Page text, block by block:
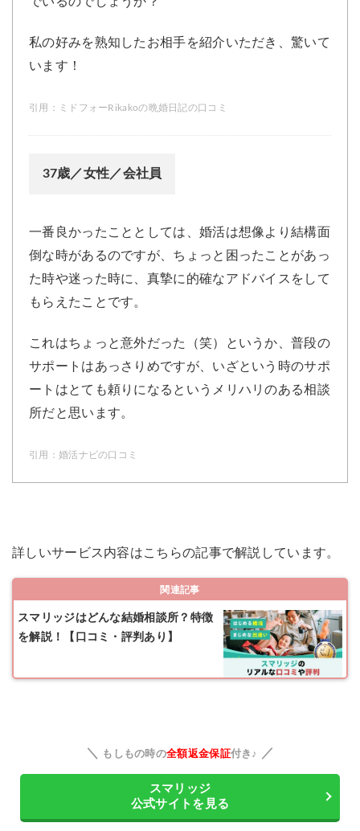
私の好みを熟知したお相手を紹介いただき、驚いて
います！
引用： ミドフォーRikakoの晩婚日記の口コミ
37歳／女性／会社員
一番良かったこととしては、婚活は想像より結構面
倒な時があるのですが、ちょっと困ったことがあっ
た時や迷った時に、真摯に的確なアドバイスをして
もらえたことです。
これはちょっと意外だった（笑）というか、普段の
サポートはあっさりめですが、いざという時のサポ
ートはとても頼りになるというメリハリのある相談
所だと思います。
引用： 婚活ナビの口コミ
詳しいサービス内容はこちらの記事で解説しています。
関連記事
スマリッジはどんな結婚相談所？特徴
を解説！【口コミ・評判あり】
＼ もしもの時の全額返金保証付き♪ ／
スマリッジ
公式サイトを見る